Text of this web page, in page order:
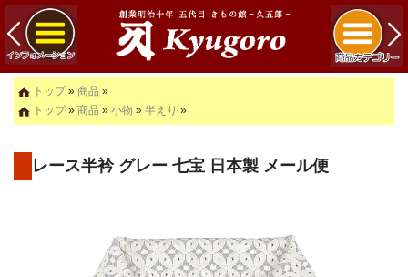
トップ» 商品 »
トップ» 商品 » 小物 » 半えり »
レース半衿 グレー 七宝 日本製 メール便